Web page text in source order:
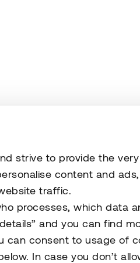
strive to provide the
content and
traffic.
processes, which data
and you can find
can consent to usage of
In case you don’t